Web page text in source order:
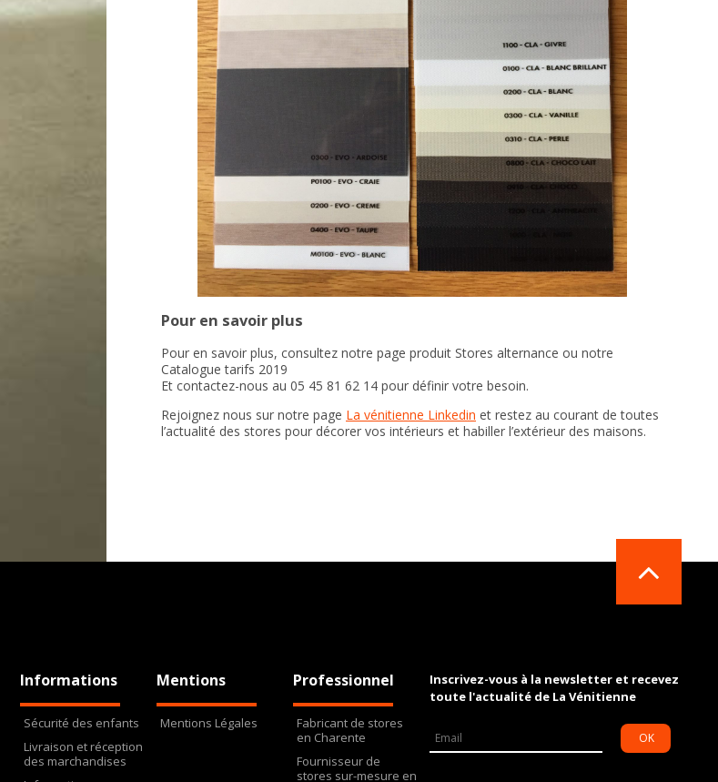
Pour en savoir plus
Pour en savoir plus, consultez notre page produit Stores alternance ou notre
Catalogue tarifs 2019
Et contactez-nous au 05 45 81 62 14 pour définir votre besoin.
Rejoignez nous sur notre page La vénitienne Linkedin et restez au courant de toutes
l’actualité des stores pour décorer vos intérieurs et habiller l’extérieur des maisons.
Informations
Sécurité des enfants
Livraison et réception
des marchandises
Mentions
Mentions Légales
Professionnel
Fabricant de stores
en Charente
Fournisseur de
stores sur-mesure en
Inscrivez-vous à la newsletter et recevez
toute l'actualité de La Vénitienne
OK